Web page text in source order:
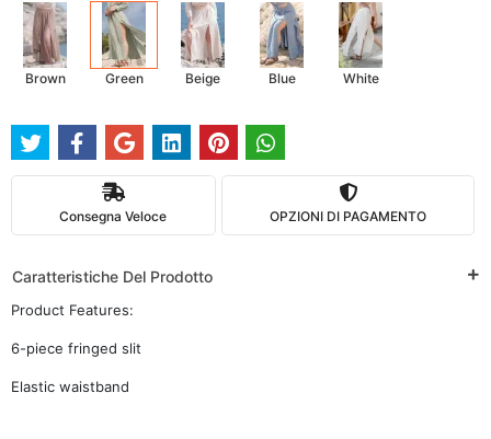
Brown Green Beige Blue White
Consegna Veloce OPZIONI DI PAGAMENTO
Caratteristiche Del Prodotto
Product Features:
6-piece fringed slit
Elastic waistband